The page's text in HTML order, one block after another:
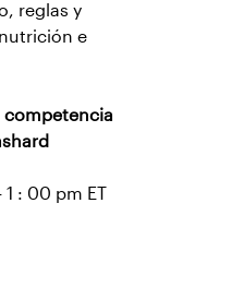
reglas y
e
competencia
1 : 00 pm ET